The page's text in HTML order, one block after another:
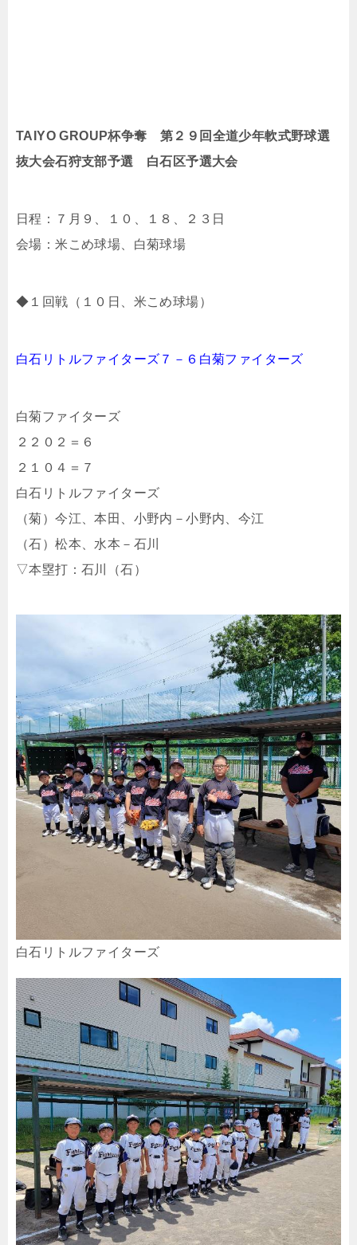
TAIYO GROUP杯争奪 第２９回全道少年軟式野球選
抜大会石狩支部予選 白石区予選大会
日程：７月９、１０、１８、２３日
会場：米こめ球場、白菊球場
◆１ 回戦 （１０日、米こめ球場）
白石リトルファイターズ ７－６白菊ファイターズ
白菊ファイターズ
２２０２＝６
２１０４＝７
白石リトルファイターズ
（菊）今江、本田、小野内－小野内、今江
（石）松本、水本－石川
▽本塁打：石川（石）
白石リトルファイターズ